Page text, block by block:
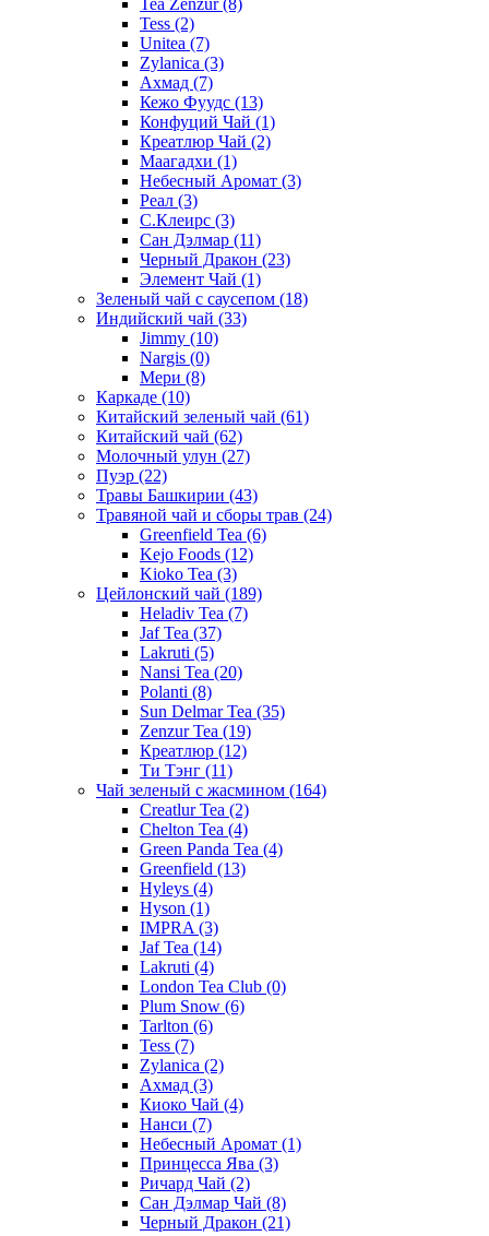
Tess (2)
Unitea (7)
Zylanica (3)
Ахмад (7)
Кежо Фуудс (13)
Конфуций Чай (1)
Креатлюр Чай (2)
Маагадхи (1)
Небесный Аромат (3)
Реал (3)
С.Клеирс (3)
Сан Дэлмар (11)
Черный Дракон (23)
Элемент Чай (1)
Зеленый чай с саусепом (18)
Индийский чай (33)
Jimmy (10)
Nargis (0)
Мери (8)
Каркаде (10)
Китайский зеленый чай (61)
Китайский чай (62)
Молочный улун (27)
Пуэр (22)
Травы Башкирии (43)
Травяной чай и сборы трав (24)
Greenfield Tea (6)
Kejo Foods (12)
Kioko Tea (3)
Цейлонский чай (189)
Heladiv Tea (7)
Jaf Tea (37)
Lakruti (5)
Nansi Tea (20)
Polanti (8)
Sun Delmar Tea (35)
Zenzur Tea (19)
Креатлюр (12)
Ти Тэнг (11)
Чай зеленый с жасмином (164)
Creatlur Tea (2)
Chelton Tea (4)
Green Panda Tea (4)
Greenfield (13)
Hyleys (4)
Hyson (1)
IMPRA (3)
Jaf Tea (14)
Lakruti (4)
London Tea Club (0)
Plum Snow (6)
Tarlton (6)
Tess (7)
Zylanica (2)
Ахмад (3)
Киоко Чай (4)
Нанси (7)
Небесный Аромат (1)
Принцесса Ява (3)
Ричард Чай (2)
Сан Дэлмар Чай (8)
Черный Дракон (21)